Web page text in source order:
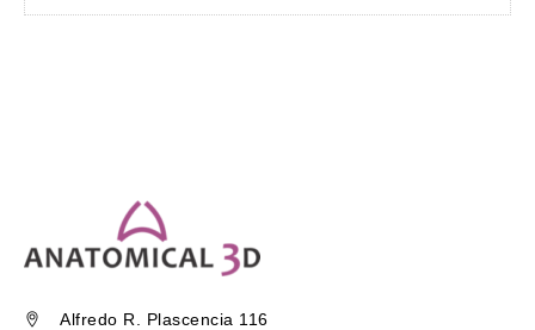
Alfredo R. Plascencia 116